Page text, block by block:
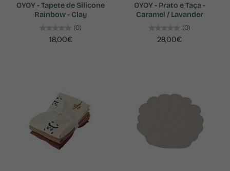
OYOY - Tapete de Silicone
Rainbow - Clay
(0)
18,00€
OYOY - Prato e Taça -
Caramel / Lavander
(0)
28,00€